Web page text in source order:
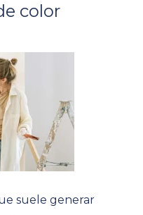
color
suele generar